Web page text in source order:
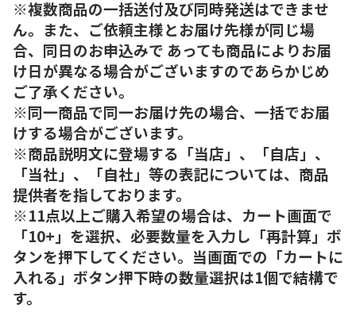
※複数商品の一括送付及び同時発送はできませ
ん。また、ご依頼主様とお届け先様が同じ場
合、同日のお申込みで あっても商品によりお届
け日が異なる場合がございますのであらかじめ
ご了承ください。
※同一商品で同一お届け先の場合、一括でお届
けする場合がございます。
※商品説明文に登場する「当店」、「自店」、
「当社」、「自社」等の表記については、商品
提供者を指しております。
※11点以上ご購入希望の場合は、カート画面で
「10+」を選択、必要数量を入力し「再計算」ボ
タンを押下してください。当画面での「カートに
入れる」ボタン押下時の数量選択は1個で結構で
す。